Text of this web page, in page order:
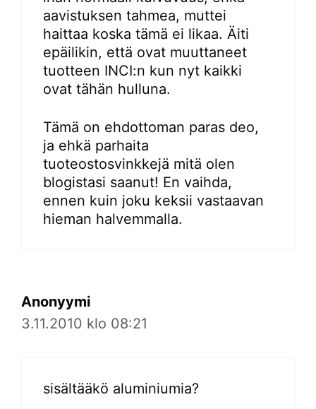
aavistuksen tahmea, muttei
haittaa koska tämä ei likaa. Äiti
epäilikin, että ovat muuttaneet
tuotteen INCI:n kun nyt kaikki
ovat tähän hulluna.
Tämä on ehdottoman paras deo,
ja ehkä parhaita
tuoteostosvinkkejä mitä olen
blogistasi saanut! En vaihda,
ennen kuin joku keksii vastaavan
hieman halvemmalla.
Anonyymi
3.11.2010 klo 08:21
sisältääkö aluminiumia?